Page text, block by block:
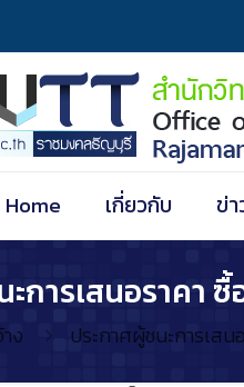
Home เกี่ยวกับ ข่
การเสนอราคา
ง ประกาศผู้ชนะการเสน